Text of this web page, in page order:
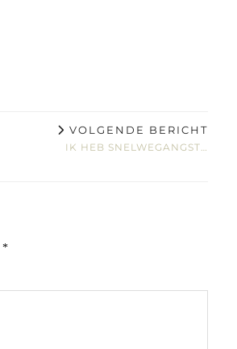
VOLGENDE BERICHT
IK HEB SNELWEGANGST…
*